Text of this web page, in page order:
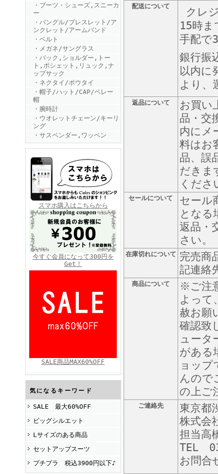
FINEBOYS2025年7月号
FINEBOYS2025年6月号
FINEBOYS2025年5月号
FINEBOYS2025年4月号
・ブーツ・シューズ,スニーカ
ー
・バングル/ブレスレット/ア
ンクレット/アームバンド
・ベルト
・メガネ/サングラス
・バック,ショルダー,トー
ト,ポシェット,リュック,ナ
ップサック
・ネクタイ/ボウタイ
・帽子/ハット/CAP/ベレー
帽
・腕時計
・ウオレットチェーン/キーリ
ング
・サスペンダー,ワッペン
スマホ購入はこちらから
今すぐ会員になって300円を
Get！
SALE商品MAX60%OFF
気になるキーワード
SALE 最大60%OFF
ビッグシルエット
Lサイズのある商品
セットアップスーツ
プチプラ 税込3900円以下♪
配送について
クレ
15時ま
手配で
銀行振
以内に
より、
返品について
お買い
品・交
内にメ
料はお
品、誤
だきま
くださ
セールについて
セール
となる
返品・
さい。
在庫切れについて 完売商
記連絡
商品について
※ご注
よって
赦お願
確認致
ュータ
がある
ョップ
んので
の上ご
ご連絡先
東京都
株式会
担当高
TEL
お問合